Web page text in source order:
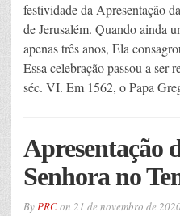
festividade da Apresentação
de Jerusalém. Quando ainda
apenas três anos, Ela
Essa celebração passou a ser
séc. VI. Em 1562, o Papa
Apresentação
Senhora no
ByPRCon 21 de novembro de